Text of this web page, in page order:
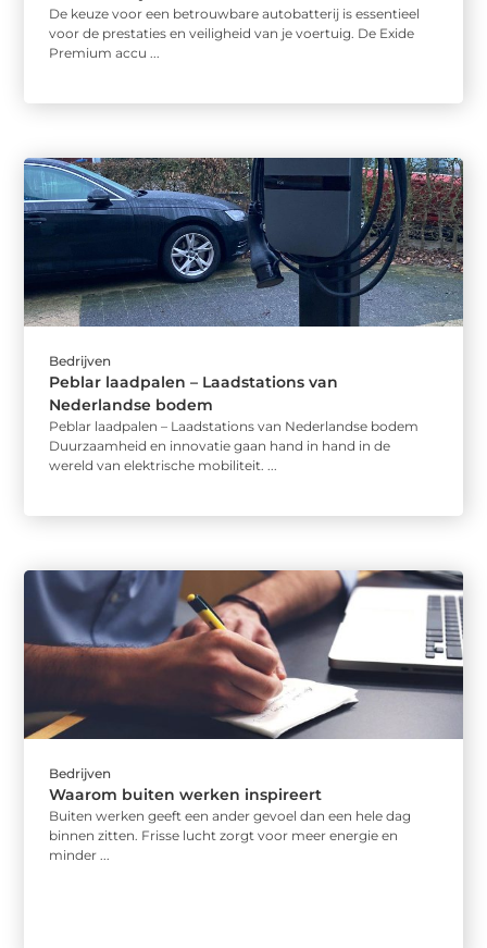
De keuze voor een betrouwbare autobatterij is essentieel
voor de prestaties en veiligheid van je voertuig. De Exide
Premium accu ...
Bedrijven
Peblar laadpalen – Laadstations van
Nederlandse bodem
Peblar laadpalen – Laadstations van Nederlandse bodem
Duurzaamheid en innovatie gaan hand in hand in de
wereld van elektrische mobiliteit. ...
Bedrijven
Waarom buiten werken inspireert
Buiten werken geeft een ander gevoel dan een hele dag
binnen zitten. Frisse lucht zorgt voor meer energie en
minder ...